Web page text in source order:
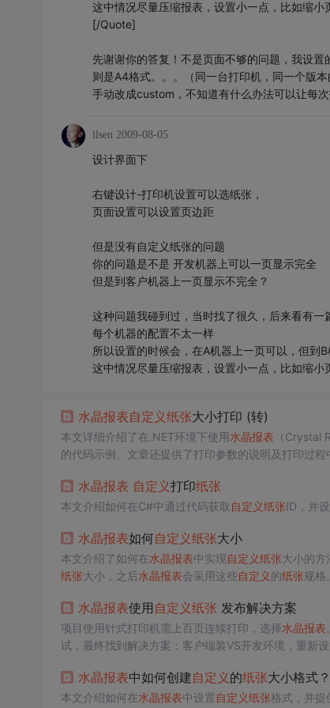
这中情况尽量压缩报表，设置小一点，比如缩小
[/Quote]
先谢谢你的答复！不是页面不够的问题，我设
则是A4格式。。。（同一台打印机，同一个版
手动改成custom，不知道有什么办法可以让每
llsen 2009-08-05
设计界面下
右键设计-打印机设置可以选纸张，
页面设置可以设置页边距
但是没有自定义纸张的问题
你的问题是不是 开发机器上可以一页显示完全
但是到客户机器上一页显示不完全？
这种问题我碰到过，当时找了很久，后来看有一
每个机器的配置不太一样
所以设置的时候会，在A机器上一页可以，但到
这中情况尽量压缩报表，设置小一点，比如缩小
水晶报表自定义纸张大小打印 (转)
本文详细介绍了在.NET环境下使用水晶报表 （Crystal
的代码示例。文章还提供了打印参数的说明及打印过程
水晶报表 自定义打印纸张
本文介绍如何在C#中通过代码获取 自定义纸张ID，并
水晶报表如何自定义纸张大小
本文介绍了如何在水晶报表中实现自定义纸张大小的方
纸张大小，之后水晶报表会采用这些自定义的纸张规格。
水晶报表使用 自定义纸张 发布解决方案
项目使用针式打印机需上百页连续打印，选择水晶报表
试，最终找到解决方案：客户端装VS开发环境，重新
水晶报表中如何创建自定义 的纸张大小格式？
本文介绍如何在水晶报表中设置自定义纸张格式，并